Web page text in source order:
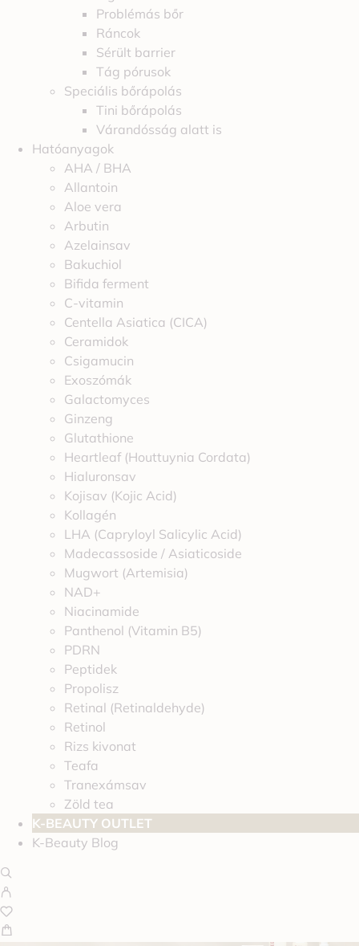
Problémás bőr
Ráncok
Sérült barrier
Tág pórusok
Speciális bőrápolás
Tini bőrápolás
Várandósság alatt is
Hatóanyagok
AHA / BHA
Allantoin
Aloe vera
Arbutin
Azelainsav
Bakuchiol
Bifida ferment
C-vitamin
Centella Asiatica (CICA)
Ceramidok
Csigamucin
Exoszómák
Galactomyces
Ginzeng
Glutathione
Heartleaf (Houttuynia Cordata)
Hialuronsav
Kojisav (Kojic Acid)
Kollagén
LHA (Capryloyl Salicylic Acid)
Madecassoside / Asiaticoside
Mugwort (Artemisia)
NAD+
Niacinamide
Panthenol (Vitamin B5)
PDRN
Peptidek
Propolisz
Retinal (Retinaldehyde)
Retinol
Rizs kivonat
Teafa
Tranexámsav
Zöld tea
K-BEAUTY OUTLET
K-Beauty Blog